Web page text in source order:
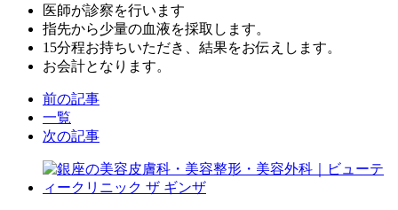
医師が診察を行います
指先から少量の血液を採取します。
15分程お持ちいただき、結果をお伝えします。
お会計となります。
前の記事
一覧
次の記事